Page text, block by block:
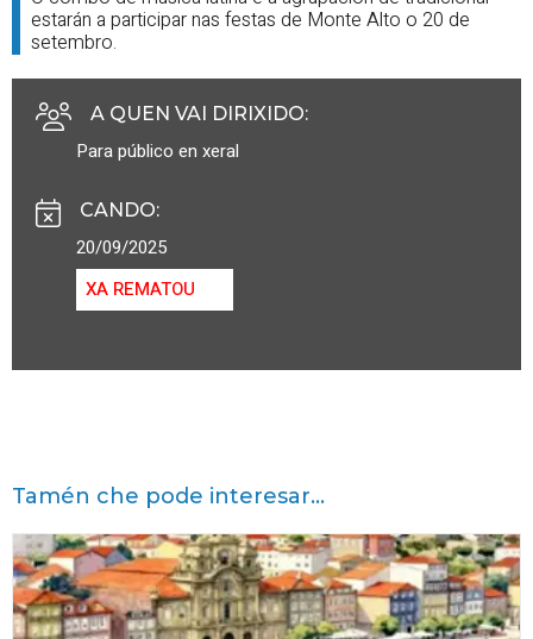
estarán a participar nas festas de Monte Alto o 20 de
setembro.
A QUEN VAI DIRIXIDO:
Para público en xeral
CANDO:
20/09/2025
XA REMATOU
Tamén che pode interesar...